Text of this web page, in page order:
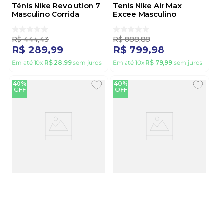
Tênis Nike Revolution 7
Masculino Corrida
R$ 444,43
R$ 289,99
Em até 10x R$ 28,99 sem juros
Tenis Nike Air Max
Excee Masculino
R$ 888,88
R$ 799,98
Em até 10x R$ 79,99 sem juros
40%
OFF
40%
OFF